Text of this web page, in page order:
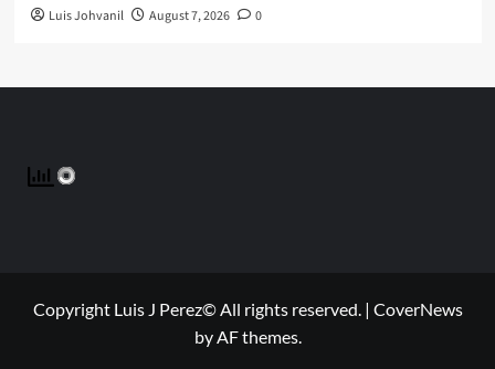
Luis Johvanil August 7, 2026 0
Copyright Luis J Perez© All rights reserved. | CoverNews
by AF themes.